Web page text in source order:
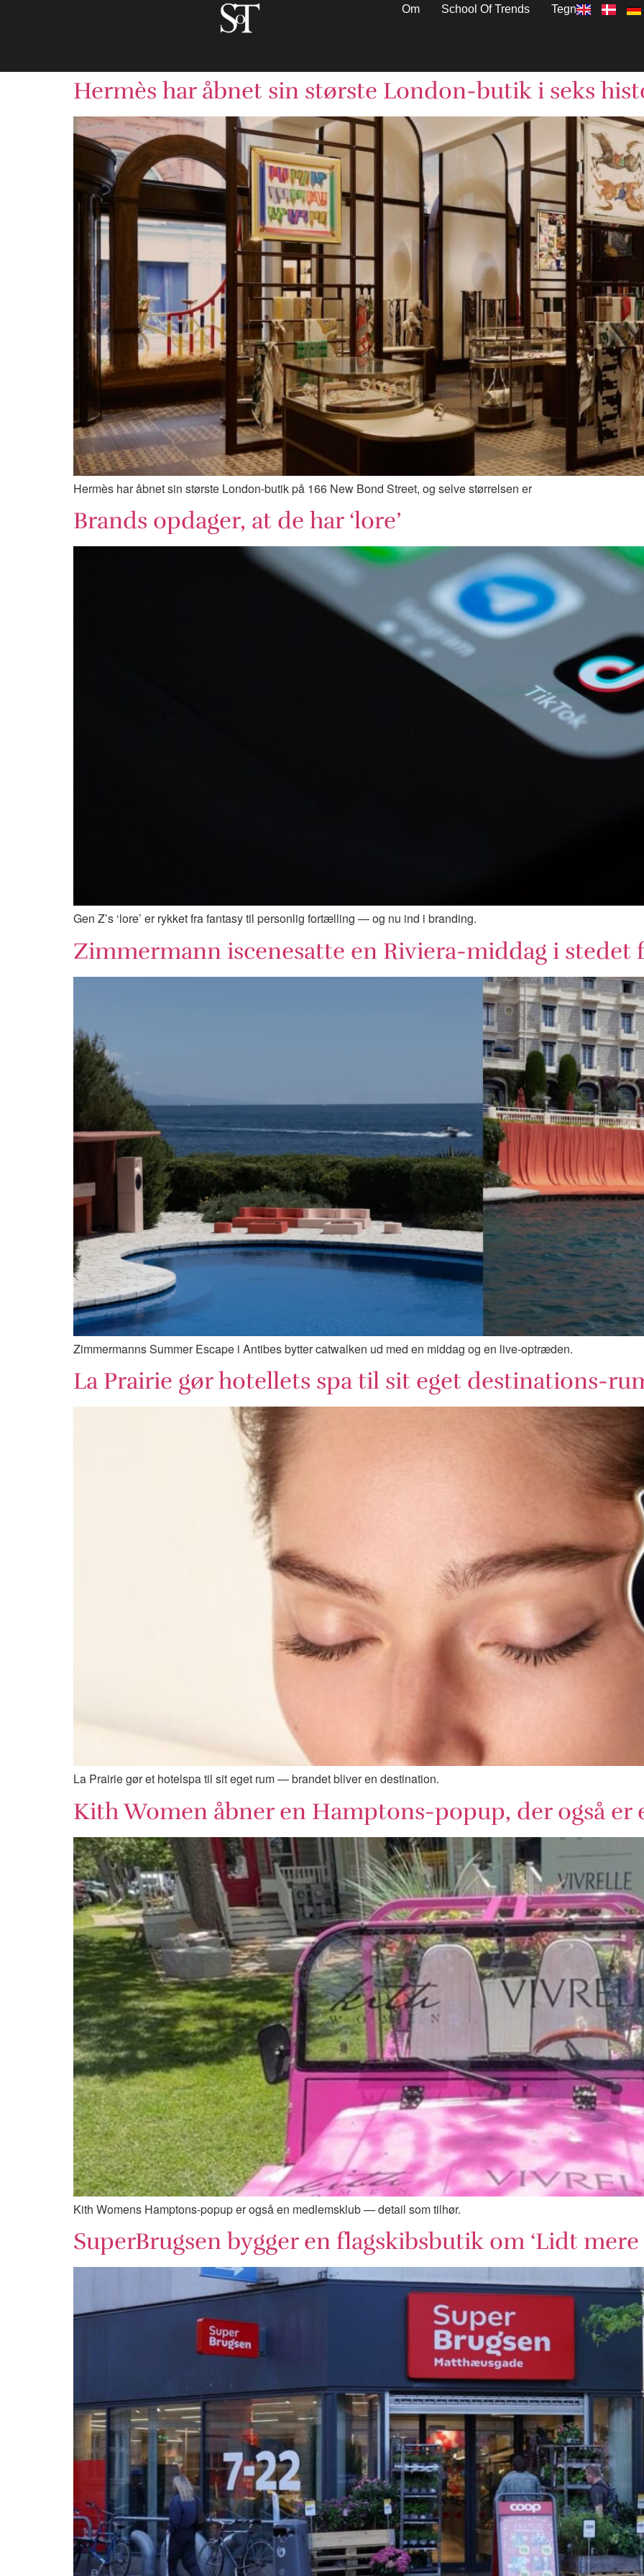
Om School Of Trends Tegn
Hermès har åbnet sin største London-butik i seks
Hermès har åbnet sin største London-butik på 166 New Bond Street, og selve størrelsen er
Brands opdager, at de har ‘lore’
Gen Z’s ‘lore’ er rykket fra fantasy til personlig fortælling — og nu ind i branding.
Zimmermann iscenesatte en Riviera-middag i stedet
Zimmermanns Summer Escape i Antibes bytter catwalken ud med en middag og en live-optræden.
La Prairie gør hotellets spa til sit eget destinations-
La Prairie gør et hotelspa til sit eget rum — brandet bliver en destination.
Kith Women åbner en Hamptons-popup, der også er
Kith Womens Hamptons-popup er også en medlemsklub — detail som tilhør.
SuperBrugsen bygger en flagskibsbutik om ‘Lidt mere